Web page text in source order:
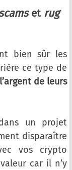
et rug
bien sûr les
ce type de
de leurs
un projet
disparaître
vos crypto
car il n’y